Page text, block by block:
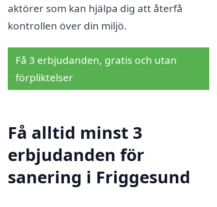
aktörer som kan hjälpa dig att återfå
kontrollen över din miljö.
Få 3 erbjudanden, gratis och utan
förpliktelser
Få alltid minst 3
erbjudanden för
sanering i Friggesund